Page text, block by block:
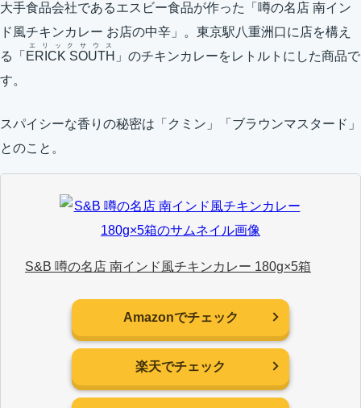
大手食品会社であるエスビー食品が作った「噂の名店 南イン
ド風チキンカレー お店の中辛」。東京駅八重洲口に店を構え
る「 ERICK SOUTH
エリックサウス
」のチキンカレーをレトルトにした商品で
す。
スパイシーな香りの秘密は「クミン」「ブラウンマスタード」
とのこと。
S&B 噂の名店 南インド風チキンカレー 180g×5箱
Amazonでチェック
楽天でチェック